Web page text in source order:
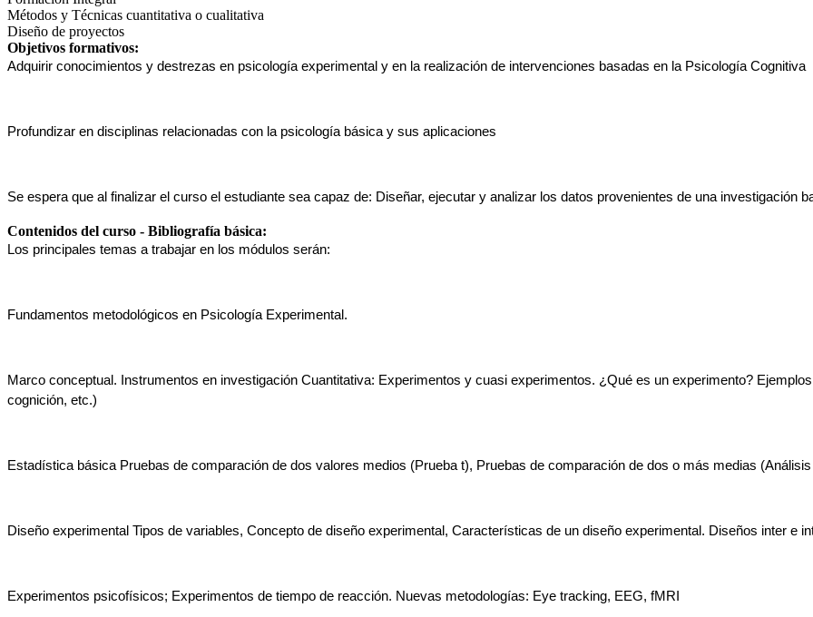
Métodos y Técnicas cuantitativa o cualitativa
Diseño de proyectos
Objetivos formativos:
Adquirir conocimientos y destrezas en psicología experimental y en la realización de intervenciones basadas en la Psicología Cognitiva
Profundizar en disciplinas relacionadas con la psicología básica y sus aplicaciones
Se espera que al finalizar el curso el estudiante sea capaz de: Diseñar, ejecutar y analizar los datos provenientes de una investigación
Contenidos del curso - Bibliografía básica:
Los principales temas a trabajar en los módulos serán:
Fundamentos metodológicos en Psicología Experimental.
Marco conceptual. Instrumentos en investigación Cuantitativa: Experimentos y cuasi experimentos. ¿Qué es un experimento?
cognición, etc.)
Estadística básica Pruebas de comparación de dos valores medios (Prueba t), Pruebas de comparación de dos o más medias
Diseño experimental Tipos de variables, Concepto de diseño experimental, Características de un diseño experimental. Diseños inter e
Experimentos psicofísicos; Experimentos de tiempo de reacción. Nuevas metodologías: Eye tracking, EEG, fMRI